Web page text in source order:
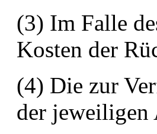
(3) Im Falle
Kosten der
(4) Die zur
der jeweiligen